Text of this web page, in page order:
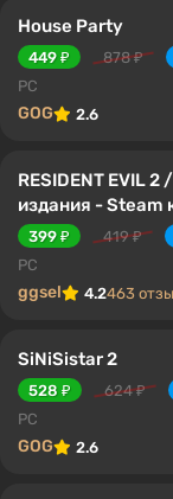
House Party
449 ₽ 878 ₽
PC
GOG 2.6
RESIDENT EVIL 2
издания -
399 ₽ 419 ₽
PC
ggsel 4.2463
SiNiSistar 2
528 ₽ 624 ₽
PC
GOG 2.6